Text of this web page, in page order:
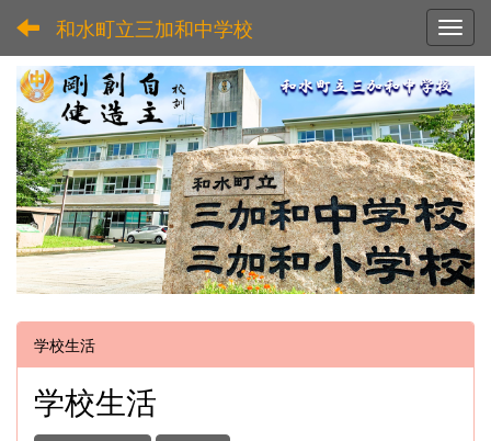
和水町立三加和中学校
学校生活
学校生活